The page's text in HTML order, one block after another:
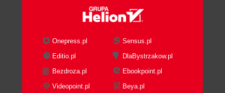
Onepress.pl
Sensus.pl
Editio.pl
DlaBystrzakow.pl
Bezdroza.pl
Ebookpoint.pl
Videopoint.pl
Beya.pl